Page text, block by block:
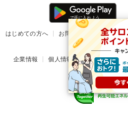
はじめての方へ お問い合わせ ヘルプ
掲載ご希望のサロ
企業情報 個人情報保護方針 楽天の
© Rakuten